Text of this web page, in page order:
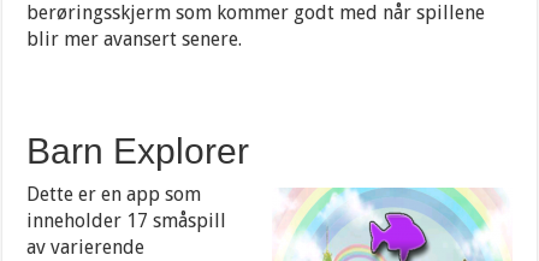
berøringsskjerm som kommer godt med når spillene
blir mer avansert senere.
Barn Explorer
Dette er en app som
inneholder 17 småspill
av varierende